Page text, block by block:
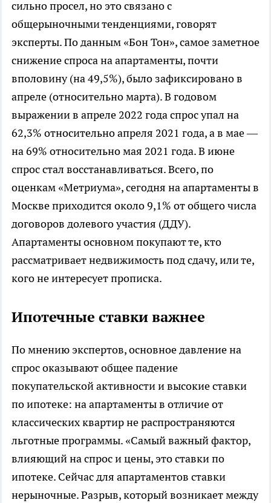
сильно просел, но это связано с
общерыночными тенденциями, говорят
эксперты. По данным «Бон Тон», самое заметное
снижение спроса на апартаменты, почти
вполовину (на 49,5%), было зафиксировано в
апреле (относительно марта). В годовом
выражении в апреле 2022 года спрос упал на
62,3% относительно апреля 2021 года, а в мае —
на 69% относительно мая 2021 года. В июне
спрос стал восстанавливаться. Всего, по
оценкам «Метриума», сегодня на апартаменты в
Москве приходится около 9,1% от общего числа
договоров долевого участия (ДДУ).
Апартаменты основном покупают те, кто
рассматривает недвижимость под сдачу, или те,
кого не интересует прописка.
Ипотечные ставки важнее
По мнению экспертов, основное давление на
спрос оказывают общее падение
покупательской активности и высокие ставки
по ипотеке: на апартаменты в отличие от
классических квартир не распространяются
льготные программы. «Самый важный фактор,
влияющий на спрос и цены, это ставки по
ипотеке. Сейчас для апартаментов ставки
нерыночные. Разрыв, который возникает между